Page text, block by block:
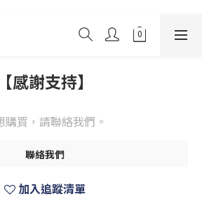
【感謝支持】
購買，請聯絡我們。
聯絡我們
加入追蹤清單